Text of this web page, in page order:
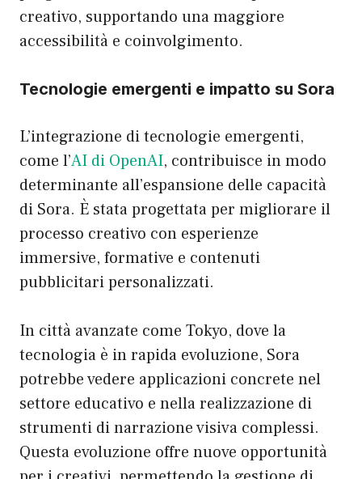
creativo, supportando una maggiore
accessibilità e coinvolgimento.
Tecnologie emergenti e impatto su Sora
L’integrazione di tecnologie emergenti,
come l’AI di OpenAI, contribuisce in modo
determinante all’espansione delle capacità
di Sora. È stata progettata per migliorare il
processo creativo con esperienze
immersive, formative e contenuti
pubblicitari personalizzati.
In città avanzate come Tokyo, dove la
tecnologia è in rapida evoluzione, Sora
potrebbe vedere applicazioni concrete nel
settore educativo e nella realizzazione di
strumenti di narrazione visiva complessi.
Questa evoluzione offre nuove opportunità